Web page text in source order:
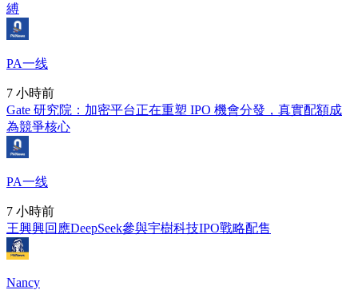
縛
PA一线
7 小時前
Gate 研究院：加密平台正在重塑 IPO 機會分發，真實配額成
為競爭核心
PA一线
7 小時前
王興興回應DeepSeek參與宇樹科技IPO戰略配售
Nancy